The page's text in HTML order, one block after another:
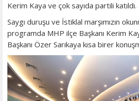
Kerim Kaya ve çok sayıda partili katıldı.
Saygı duruşu ve İstiklal marşımızın
programda MHP ilçe Başkanı Kerim
Başkanı Özer Sarıkaya kısa birer